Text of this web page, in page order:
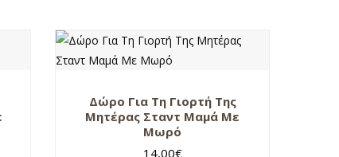
Δώρο Για Τη Γιορτή Της
Μητέρας Σταντ Μαμά Με
Μωρό
14,00€